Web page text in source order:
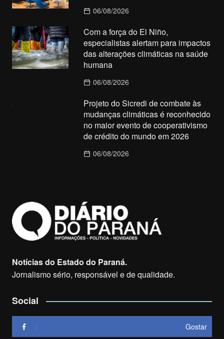
06/08/2026
Com a força do El Niño,
especialistas alertam para impactos
das alterações climáticas na saúde
humana
06/08/2026
Projeto do Sicredi de combate às
mudanças climáticas é reconhecido
no maior evento de cooperativismo
de crédito do mundo em 2026
06/08/2026
Notícias do Estado do Paraná.
Jornalismo sério, responsável e de qualidade.
Social
Gostar